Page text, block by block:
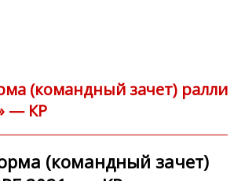
(командный зачет) ралли
— КР
(командный зачет)